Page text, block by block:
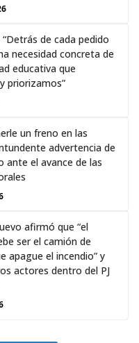
de cada pedido
necesidad concreta de
educativa que
priorizamos”
un freno en las
advertencia de
el avance de las
afirmó que “el
ser el camión de
apague el incendio” y
actores dentro del PJ